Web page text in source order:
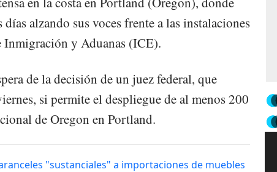
alzando sus voces frente a las instalaciones
y Aduanas (ICE).
de la decisión de un juez federal, que
si permite el despliegue de al menos 200
de Oregon en Portland.
"sustanciales" a importaciones de muebles